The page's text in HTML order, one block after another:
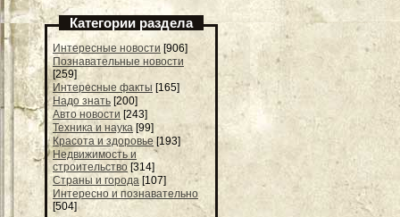
Категории раздела
Интересные новости [906]
Познавательные новости
[259]
Интересные факты [165]
Надо знать [200]
Авто новости [243]
Техника и наука [99]
Красота и здоровье [193]
Недвижимость и
строительство [314]
Страны и города [107]
Интересно и познавательно
[504]